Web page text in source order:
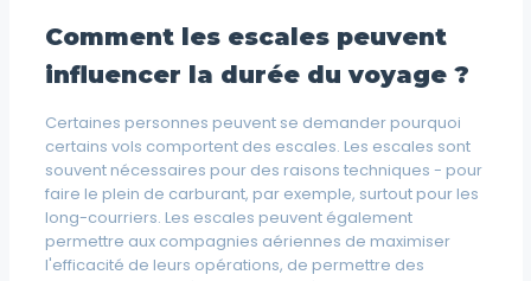
Comment les escales peuvent
influencer la durée du voyage ?
Certaines personnes peuvent se demander pourquoi
certains vols comportent des escales. Les escales sont
souvent nécessaires pour des raisons techniques - pour
faire le plein de carburant, par exemple, surtout pour les
long-courriers. Les escales peuvent également
permettre aux compagnies aériennes de maximiser
l'efficacité de leurs opérations, de permettre des